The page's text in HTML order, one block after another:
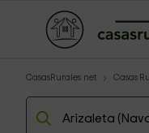
CasasRurales.net Casas